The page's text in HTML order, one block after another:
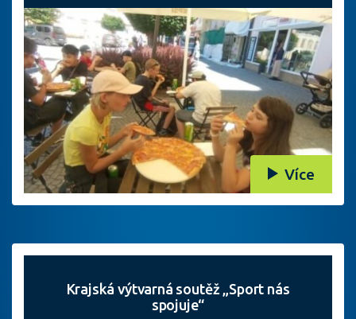
Více
Krajská výtvarná soutěž „Sport nás
spojuje“